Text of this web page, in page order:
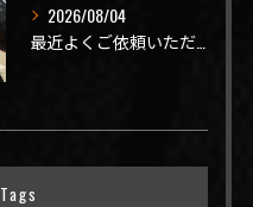
2026/08/04
Tags